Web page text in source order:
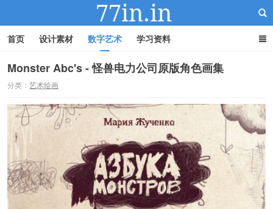
首页 设计素材 数字艺术 学习资料
Monster Abc's - 怪兽电力公司原版角色画集
分类： 艺术绘画